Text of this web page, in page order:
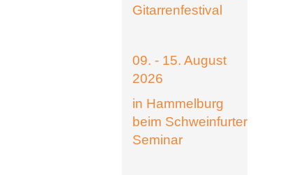
Gitarrenfestival
09. - 15. August
2026
in Hammelburg
beim Schweinfurter
Seminar